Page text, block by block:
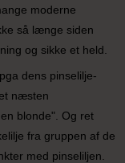
moderne
så længe siden
og sikke et held.
dens pinselilje-
næsten
blonde". Og ret
fra gruppen af de
med pinseliljen.